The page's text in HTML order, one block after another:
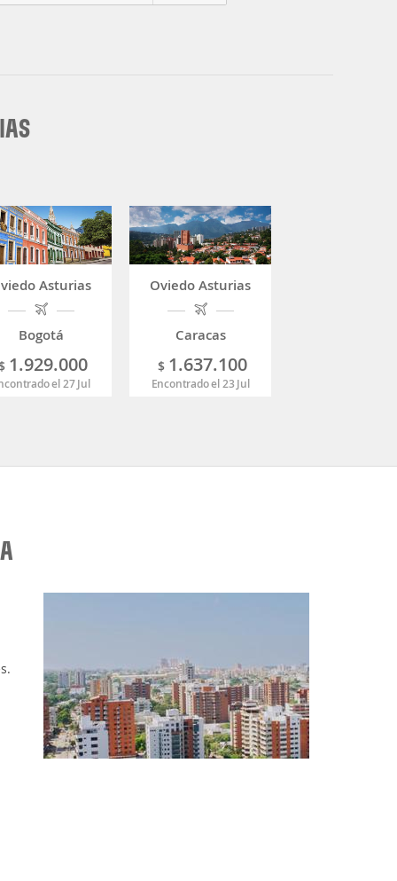
Asturias
Bogotá
1.929.000
el 27 Jul
Oviedo Asturias
Caracas
$ 1.637.100
Encontrado el 23 Jul